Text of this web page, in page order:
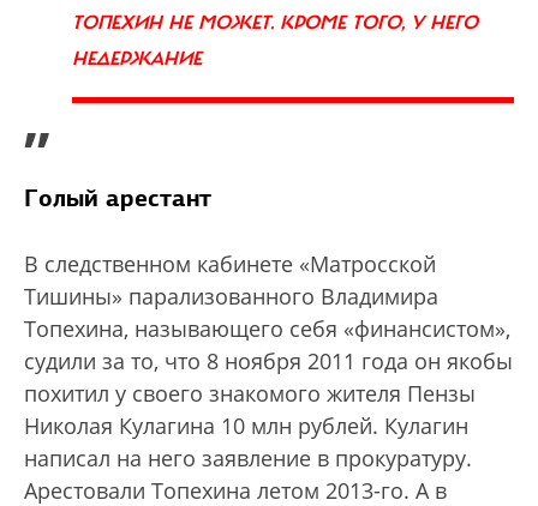
ТОПЕХИН НЕ МОЖЕТ. КРОМЕ ТОГО, У НЕГО
НЕДЕРЖАНИЕ
”
Голый арестант
В следственном кабинете «Матросской
Тишины» парализованного Владимира
Топехина, называющего себя «финансистом»,
судили за то, что 8 ноября 2011 года он якобы
похитил у своего знакомого жителя Пензы
Николая Кулагина 10 млн рублей. Кулагин
написал на него заявление в прокуратуру.
Арестовали Топехина летом 2013-го. А в